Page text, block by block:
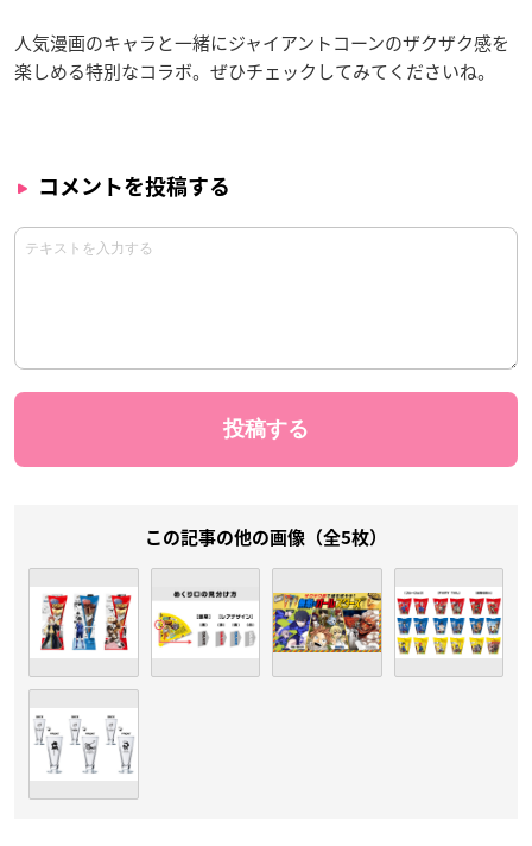
人気漫画のキャラと一緒にジャイアントコーンのザクザク感を
楽しめる特別なコラボ。ぜひチェックしてみてくださいね。
コメントを投稿する
この記事の他の画像（全5枚）